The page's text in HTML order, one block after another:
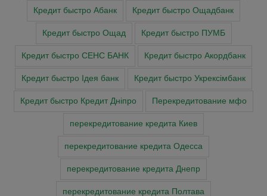
Кредит быстро Абанк Кредит быстро Ощадбанк
Кредит быстро Ощад Кредит быстро ПУМБ
Кредит быстро СЕНС БАНК Кредит быстро Акордбанк
Кредит быстро Ідея банк Кредит быстро Укрексімбанк
Кредит быстро Кредит Дніпро Перекредитование мфо
перекредитование кредита Киев
перекредитование кредита Одесса
перекредитование кредита Днепр
перекредитование кредита Полтава